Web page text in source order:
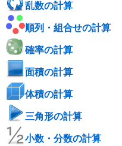
乱数の計算
順列・組合せの計算
確率の計算
面積の計算
体積の計算
三角形の計算
小数・分数の計算